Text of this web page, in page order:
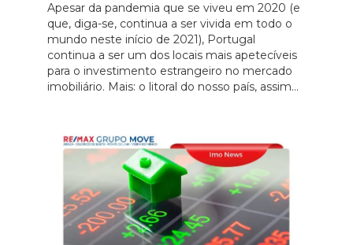
Apesar da pandemia que se viveu em 2020 (e
que, diga-se, continua a ser vivida em todo o
mundo neste início de 2021), Portugal
continua a ser um dos locais mais apetecíveis
para o investimento estrangeiro no mercado
imobiliário. Mais: o litoral do nosso país, assim...